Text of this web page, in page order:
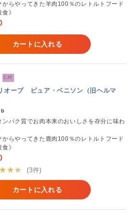
からやってきた羊肉100％のレトルトフード
食》
カートに入れる
CAT
オーブ ピュア・ベニソン（旧ヘルマ
ンパク質でお肉本来のおいしさを存分に味わ
からやってきた鹿肉100％のレトルトフード
食》
(3件)
カートに入れる